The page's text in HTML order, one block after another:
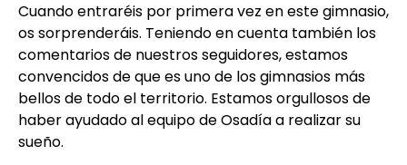
Cuando entraréis por primera vez en este gimnasio,
os sorprenderáis. Teniendo en cuenta también los
comentarios de nuestros seguidores, estamos
convencidos de que es uno de los gimnasios más
bellos de todo el territorio. Estamos orgullosos de
haber ayudado al equipo de Osadía a realizar su
sueño.